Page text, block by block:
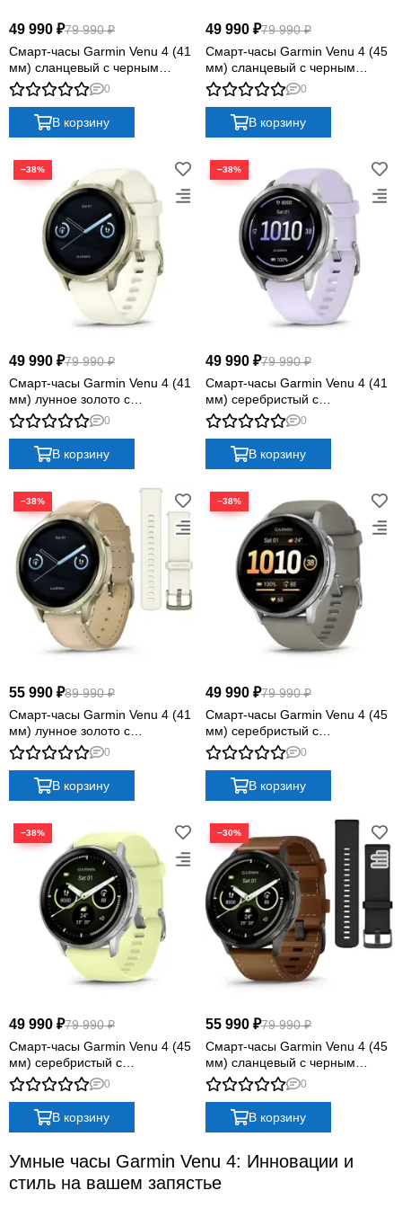
Vivosmart
Swim
Lily
Approach
Подборки
49 990 ₽79 990 ₽
Смарт-часы Garmin Venu 4 (41
мм) сланцевый с черным
силиконовым ремешком
0
В корзину
49 990 ₽79 990 ₽
Смарт-часы Garmin Venu 4 (45
мм) сланцевый с черным
силиконовым ремешком
0
В корзину
−38%
49 990 ₽79 990 ₽
Смарт-часы Garmin Venu 4 (41
мм) лунное золото с
силиконовым ремешком цвета
слоновой кости
0
В корзину
−38%
49 990 ₽79 990 ₽
Смарт-часы Garmin Venu 4 (41
мм) серебристый с
силиконовым ремешком
барвинкового цвета
0
В корзину
−38%
55 990 ₽89 990 ₽
Смарт-часы Garmin Venu 4 (41
мм) лунное золото с
силиконовым ремешком цвета
слоновой кости и песочным
кожаным ремешком
0
В корзину
−38%
49 990 ₽79 990 ₽
Смарт-часы Garmin Venu 4 (45
мм) серебристый с
серебристо-серым
силиконовым ремешком
0
В корзину
−38%
49 990 ₽79 990 ₽
Смарт-часы Garmin Venu 4 (45
мм) серебристый с
цитроновым силиконовым
ремешком
0
В корзину
−30%
55 990 ₽79 990 ₽
Смарт-часы Garmin Venu 4 (45
мм) сланцевый с черным
силиконовым ремешком и
коричневым кожаным
ремешком
0
В корзину
Умные часы Garmin Venu 4: Инновации и
стиль на вашем запястье